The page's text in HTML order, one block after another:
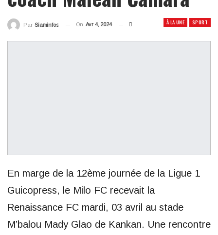
À LA UNE SPORT
Par Siaminfos On Avr 4, 2024
En marge de la 12ème journée de la Ligue 1
Guicopress, le Milo FC recevait la
Renaissance FC mardi, 03 avril au stade
M’balou Mady Glao de Kankan. Une rencontre